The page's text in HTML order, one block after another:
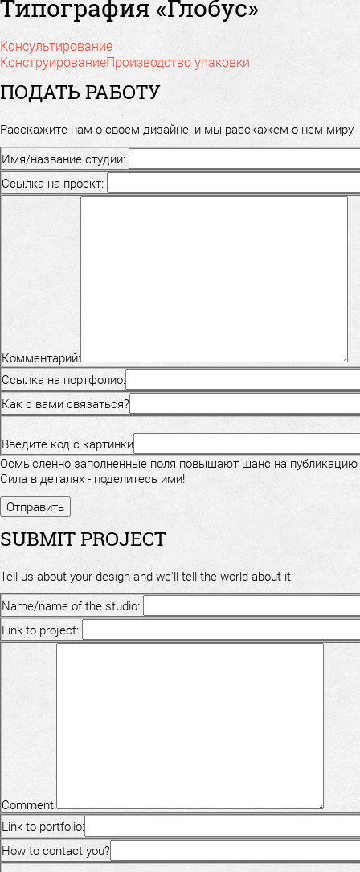
Типография «Глобус»
Консультирование
КонструированиеПроизводство упаковки
ПОДАТЬ РАБОТУ
Расскажите нам о своем дизайне, и мы расскажем о нем миру
Имя/название студии:
Ссылка на проект:
Комментарий:
Ссылка на портфолио:
Как с вами связаться?
Введите код с картинки
Осмысленно заполненные поля повышают шанс на публикацию
Сила в деталях - поделитесь ими!
SUBMIT PROJECT
Tell us about your design and we'll tell the world about it
Name/name of the studio:
Link to project:
Comment:
Link to portfolio:
How to contact you?